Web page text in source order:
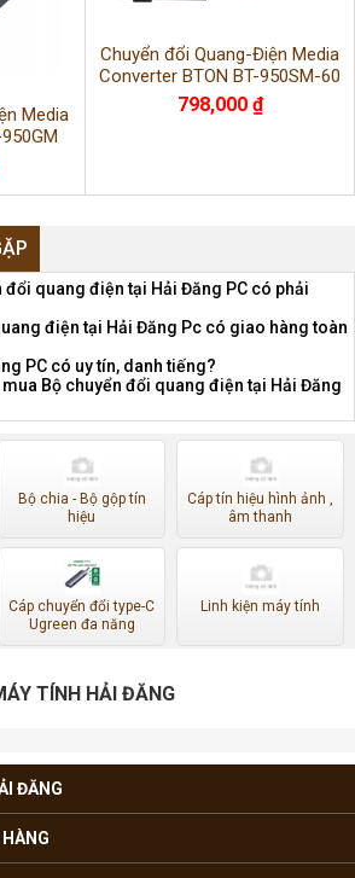
Media
Chuyển đổi Quang-Điện Media
Converter BTON BT-950SM-60
cao cấp chính hãng
798,000 ₫
quang điện tại Hải Đăng PC có phải
điện tại Hải Đăng Pc có giao hàng toàn
PC có uy tín, danh tiếng?
Bộ chuyển đổi quang điện tại Hải Đăng
Bộ chia - Bộ gộp tín
hiệu
Cáp tín hiệu hình ảnh ,
âm thanh
Cáp chuyển đổi type-C
Ugreen đa năng
Linh kiện máy tính
TÍNH HẢI ĐĂNG
ĐĂNG